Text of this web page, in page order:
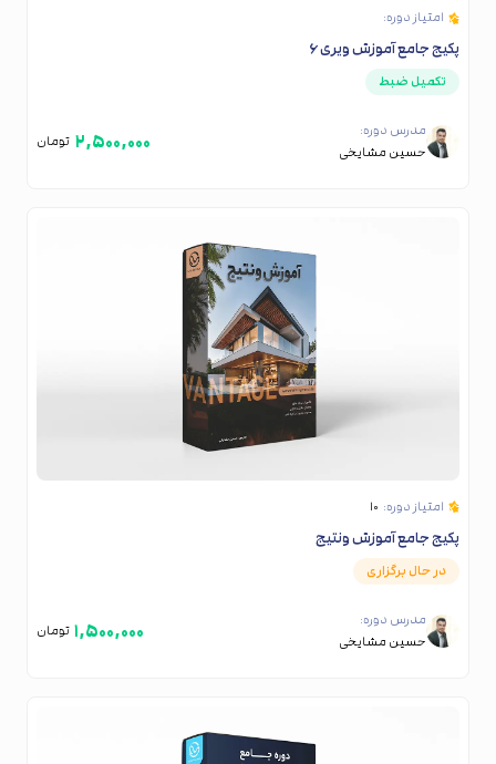
امتیاز دوره:
پکیج جامع آموزش ویری ۶
تکمیل ضبط
مدرس دوره:
حسین مشایخی
۲,۵۰۰,۰۰۰ تومان
امتیاز دوره: ۱۰
پکیج جامع آموزش ونتیج
در حال برگزاری
مدرس دوره:
حسین مشایخی
۱,۵۰۰,۰۰۰ تومان